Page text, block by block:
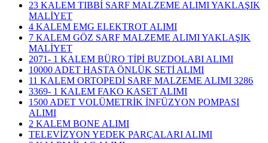
23 KALEM TIBBİ SARF MALZEME ALIMI YAKLAŞIK
MALİYET
4 KALEM EMG ELEKTROT ALIMI
7 KALEM GÖZ SARF MALZEME ALIMI YAKLAŞIK
MALİYET
2071- 1 KALEM BÜRO TİPİ BUZDOLABI ALIMI
10000 ADET HASTA ÖNLÜK SETİ ALIMI
11 KALEM ORTOPEDİ SARF MALZEME ALIMI 3286
3369- 1 KALEM FAKO KASET ALIMI
1500 ADET VOLÜMETRİK İNFÜZYON POMPASI
ALIMI
2 KALEM BONE ALIMI
TELEVİZYON YEDEK PARÇALARI ALIMI